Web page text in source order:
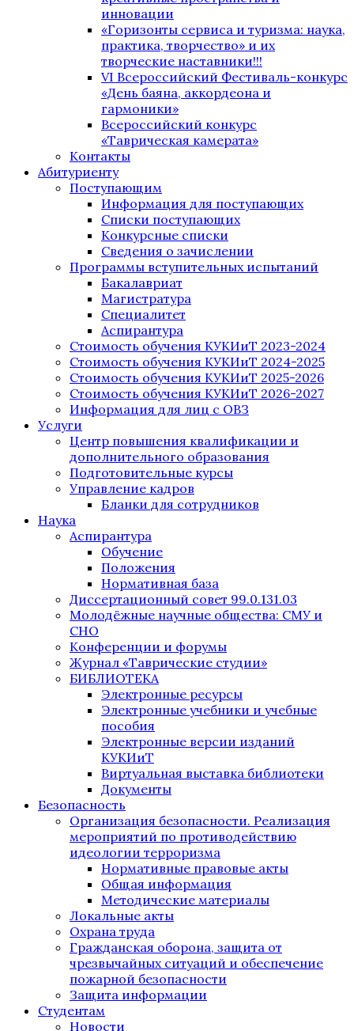
инновации
«Горизонты сервиса и туризма: наука,
практика, творчество» и их
творческие наставники!!!
VI Всероссийский Фестиваль-конкурс
«День баяна, аккордеона и
гармоники»
Всероссийский конкурс
«Таврическая камерата»
Контакты
Абитуриенту
Поступающим
Информация для поступающих
Списки поступающих
Конкурсные списки
Сведения о зачислении
Программы вступительных испытаний
Бакалавриат
Магистратура
Специалитет
Аспирантура
Стоимость обучения КУКИиТ 2023-2024
Стоимость обучения КУКИиТ 2024-2025
Стоимость обучения КУКИиТ 2025-2026
Стоимость обучения КУКИиТ 2026-2027
Информация для лиц с ОВЗ
Услуги
Центр повышения квалификации и
дополнительного образования
Подготовительные курсы
Управление кадров
Бланки для сотрудников
Наука
Аспирантура
Обучение
Положения
Нормативная база
Диссертационный совет 99.0.131.03
Молодёжные научные общества: СМУ и
СНО
Конференции и форумы
Журнал «Таврические студии»
БИБЛИОТЕКА
Электронные ресурсы
Электронные учебники и учебные
пособия
Электронные версии изданий
КУКИиТ
Виртуальная выставка библиотеки
Документы
Безопасность
Организация безопасности. Реализация
мероприятий по противодействию
идеологии терроризма
Нормативные правовые акты
Общая информация
Методические материалы
Локальные акты
Охрана труда
Гражданская оборона, защита от
чрезвычайных ситуаций и обеспечение
пожарной безопасности
Защита информации
Студентам
Новости